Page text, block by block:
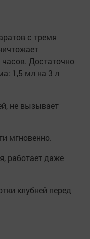
с тремя
Достаточно
1,5 мл на 3 л
не вызывает
мгновенно.
работает даже
клубней перед